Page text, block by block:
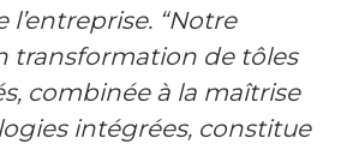
“Notre
transformation de tôles
combinée à la maîtrise
intégrées, constitue